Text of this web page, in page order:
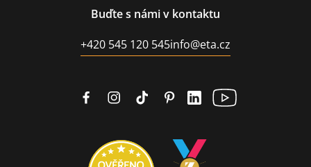
Buďte s námi v kontaktu
+420 545 120 545info@eta.cz